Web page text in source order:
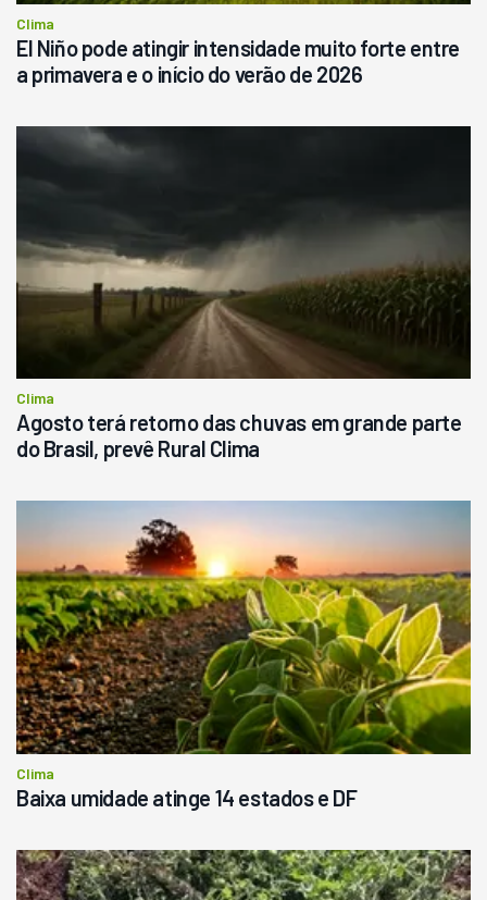
Consultar
Clima
El Niño pode atingir intensidade muito forte entre
a primavera e o início do verão de 2026
Clima
Agosto terá retorno das chuvas em grande parte
do Brasil, prevê Rural Clima
Clima
Baixa umidade atinge 14 estados e DF